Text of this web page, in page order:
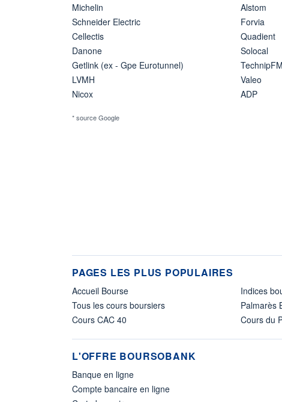
Michelin
Schneider Electric
Cellectis
Danone
Getlink (ex - Gpe Eurotunnel)
LVMH
Nicox
Alstom
Forvia
Quadient
Solocal
Valeo
ADP
* source Google
PAGES LES PLUS POPULAIRES
Accueil Bourse
Tous les cours boursiers
Cours CAC 40
Indices
Palmarès
Cours du
L'OFFRE BOURSOBANK
Banque en ligne
Compte bancaire en ligne